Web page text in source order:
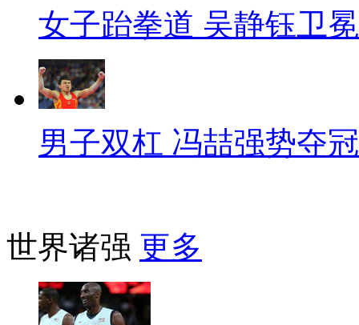
女子跆拳道 吴静钰卫冕
男子双杠 冯喆强势夺冠
世界诸强 更多